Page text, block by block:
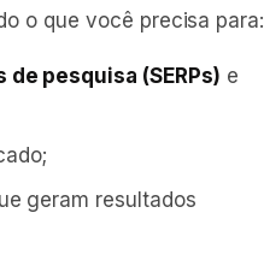
o que você precisa para:
pesquisa (SERPs) e
geram resultados